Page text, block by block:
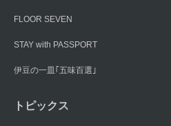
FLOOR SEVEN
STAY with PASSPORT
伊豆の一皿｢五味百選｣
トピックス